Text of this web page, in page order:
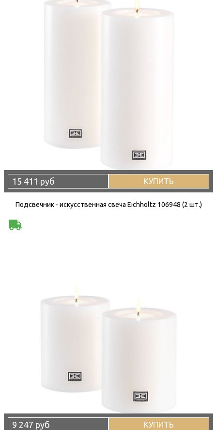
15 411 руб КУПИТЬ
Подсвечник - искусственная свеча Eichholtz 106948 (2 шт.)
9 247 руб КУПИТЬ